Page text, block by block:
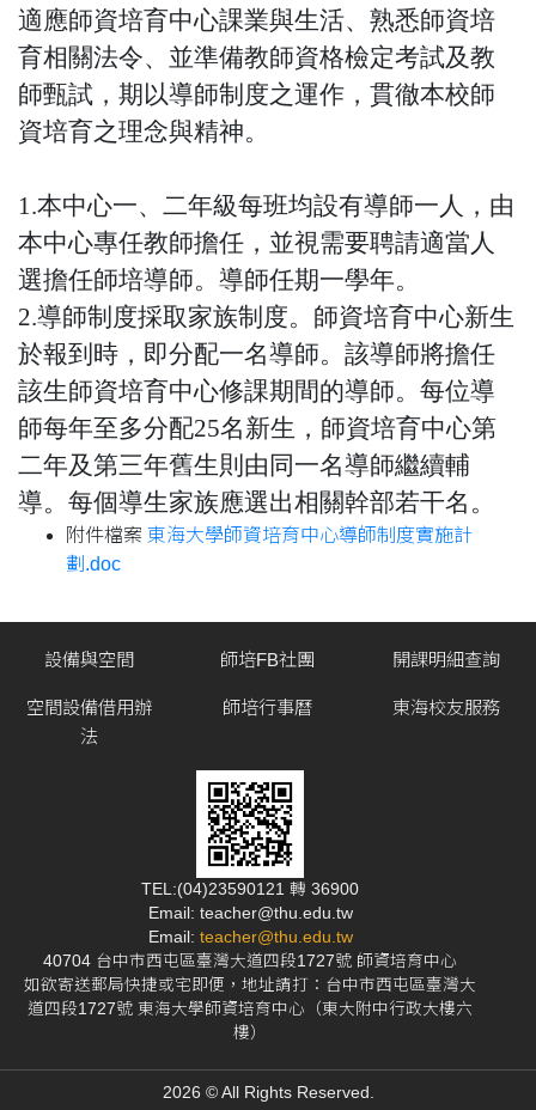
適應師資培育中心課業與生活、熟悉師資培
育相關法令、並準備教師資格檢定考試及教
師甄試，期以導師制度之運作，貫徹本校師
資培育之理念與精神。
1.本中心一、二年級每班均設有導師一人，由
本中心專任教師擔任，並視需要聘請適當人
選擔任師培導師。導師任期一學年。
2.導師制度採取家族制度。師資培育中心新生
於報到時，即分配一名導師。該導師將擔任
該生師資培育中心修課期間的導師。每位導
師每年至多分配25名新生，師資培育中心第
二年及第三年舊生則由同一名導師繼續輔
導。每個導生家族應選出相關幹部若干名。
附件檔案 東海大學師資培育中心導師制度實施計
劃.doc
設備與空間
空間設備借用辦
法
師培FB社團
師培行事曆
開課明細查詢
東海校友服務
TEL:(04)23590121 轉 36900
Email: teacher@thu.edu.tw
Email: teacher@thu.edu.tw
40704 台中市西屯區臺灣大道四段1727號 師資培育中心
如欲寄送郵局快捷或宅即便，地址請打：台中市西屯區臺灣大
道四段1727號 東海大學師資培育中心（東大附中行政大樓六
樓）
2026 © All Rights Reserved.